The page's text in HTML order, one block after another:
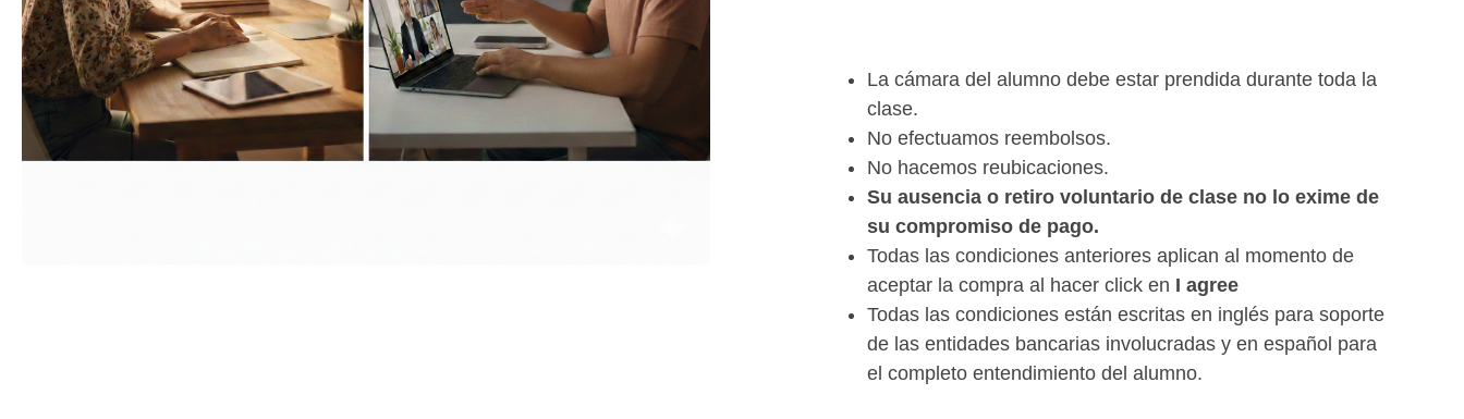
La cámara del alumno debe estar prendida durante toda la
clase.
No efectuamos reembolsos.
No hacemos reubicaciones.
Su ausencia o retiro voluntario de clase no lo exime de
su compromiso de pago.
Todas las condiciones anteriores aplican al momento de
aceptar la compra al hacer click en I agree
Todas las condiciones están escritas en inglés para soporte
de las entidades bancarias involucradas y en español para
el completo entendimiento del alumno.